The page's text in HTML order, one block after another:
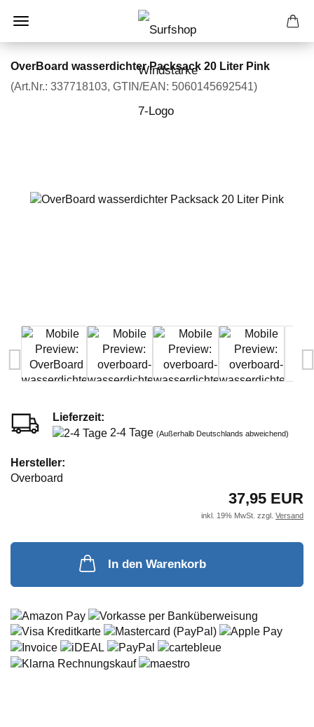
OverBoard wasserdichter Packsack 20 Liter Pink
(Art.Nr.: 337718103 GTIN/EAN: 5060145692541)
Lieferzeit:
2-4 Tage (Außerhalb Deutschlands abweichend)
Hersteller:
Overboard
37,95 EUR
inkl. 19% MwSt. zzgl. Versand
In den Warenkorb